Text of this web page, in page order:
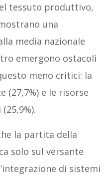
tessuto produttivo,
una
media nazionale
emergono ostacoli
meno critici: la
(27,7%) e le risorse
la partita della
solo sul versante
di sistemi